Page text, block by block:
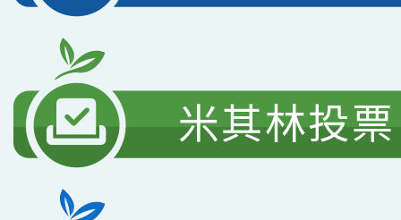
米其林投票